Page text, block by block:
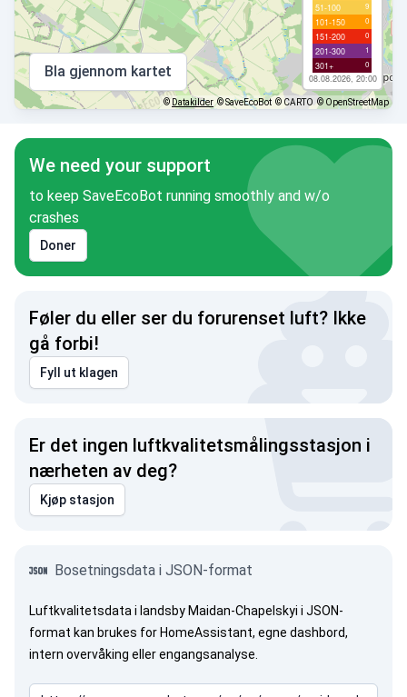
51-100 9
101-150 0
151-200 0
201-300 1
301+ 0
08.08.2026, 20:00
Bla gjennom kartet
© Datakilder © SaveEcoBot © CARTO © OpenStreetMap
We need your support
to keep SaveEcoBot running smoothly and w/o
crashes
Doner
Føler du eller ser du forurenset luft? Ikke
gå forbi!
Fyll ut klagen
Er det ingen luftkvalitetsmålingsstasjon i
nærheten av deg?
Kjøp stasjon
Bosetningsdata i JSON-format
Luftkvalitetsdata i landsby Maidan-Chapelskyi i JSON-
format kan brukes for HomeAssistant, egne dashbord,
intern overvåking eller engangsanalyse.